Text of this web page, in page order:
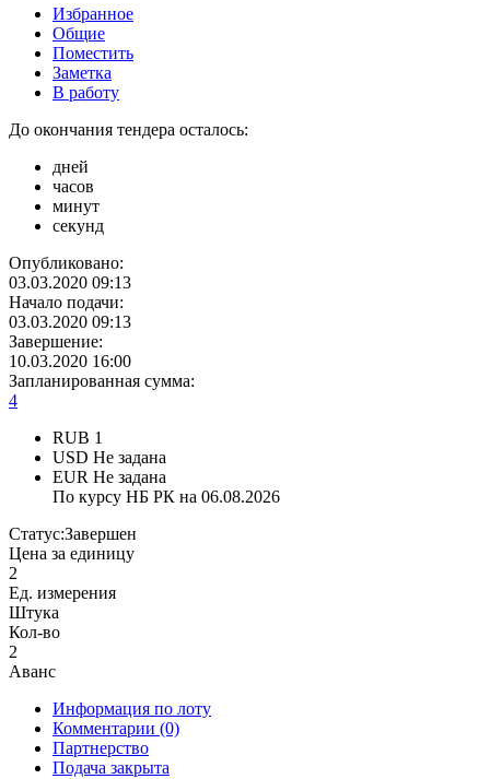
Избранное
Общие
Поместить
Заметка
В работу
До окончания тендера осталось:
дней
часов
минут
секунд
Опубликовано:
03.03.2020 09:13
Начало подачи:
03.03.2020 09:13
Завершение:
10.03.2020 16:00
Запланированная сумма:
4
RUB 1
USD Не задана
EUR Не задана
По курсу НБ РК на 06.08.2026
Статус:Завершен
Цена за единицу
2
Ед. измерения
Штука
Кол-во
2
Аванс
Информация по лоту
Комментарии (0)
Партнерство
Подача закрыта